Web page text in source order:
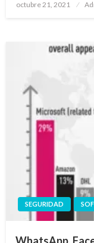
Publicado
octubre 21, 2021
SEGURIDAD
WhatsApp,